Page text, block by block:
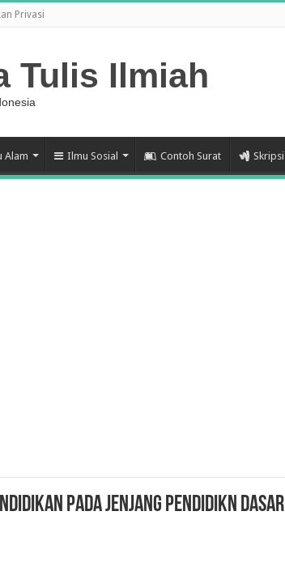
Privasi
Tulis Ilmiah
Alam Ilmu Sosial Contoh Surat Skripsi
Pada Jenjang Pendidikn Dasar